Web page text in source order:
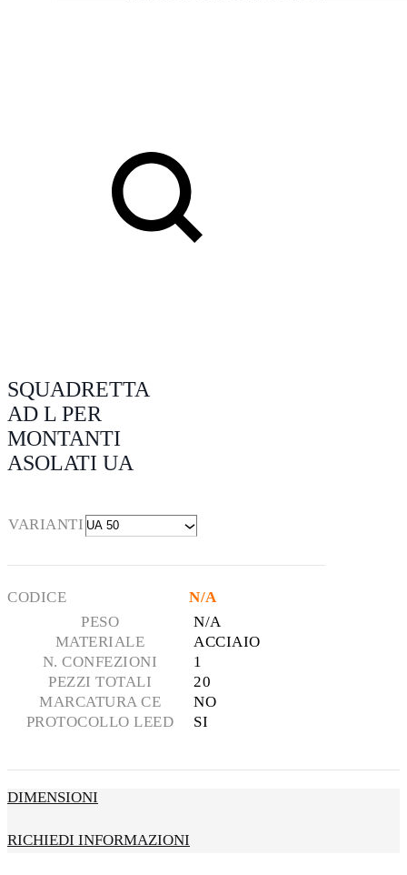
SQUADRETTA
AD L PER
MONTANTI
ASOLATI UA
VARIANTI
CODICE
N/A
PESO
N/A
MATERIALE
ACCIAIO
N. CONFEZIONI
1
PEZZI TOTALI
20
MARCATURA CE
NO
PROTOCOLLO LEED
SI
DIMENSIONI
RICHIEDI INFORMAZIONI